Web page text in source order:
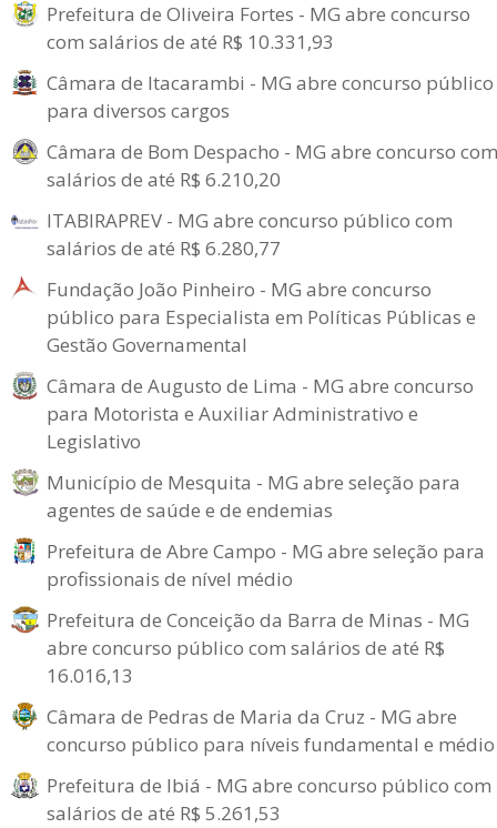
Prefeitura de Oliveira Fortes - MG abre concurso
com salários de até R$ 10.331,93
Câmara de Itacarambi - MG abre concurso público
para diversos cargos
Câmara de Bom Despacho - MG abre concurso com
salários de até R$ 6.210,20
ITABIRAPREV - MG abre concurso público com
salários de até R$ 6.280,77
Fundação João Pinheiro - MG abre concurso
público para Especialista em Políticas Públicas e
Gestão Governamental
Câmara de Augusto de Lima - MG abre concurso
para Motorista e Auxiliar Administrativo e
Legislativo
Município de Mesquita - MG abre seleção para
agentes de saúde e de endemias
Prefeitura de Abre Campo - MG abre seleção para
profissionais de nível médio
Prefeitura de Conceição da Barra de Minas - MG
abre concurso público com salários de até R$
16.016,13
Câmara de Pedras de Maria da Cruz - MG abre
concurso público para níveis fundamental e médio
Prefeitura de Ibiá - MG abre concurso público com
salários de até R$ 5.261,53